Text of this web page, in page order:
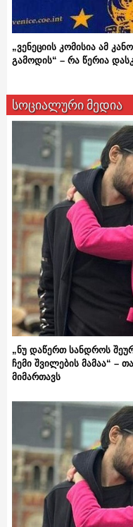
„ვენეციის კომისია ამ
გამოდის“ – რა წერია
სოციალური მედია
„ნუ დაწერთ სანდროს
ჩემი შვილების მამაა“ –
მიმართავს